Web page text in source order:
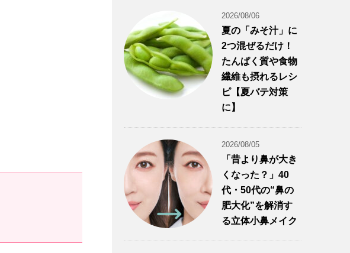
2026/08/06
夏の「みそ汁」に
2つ混ぜるだけ！
たんぱく質や食物
繊維も摂れるレシ
ピ【夏バテ対策
に】
2026/08/05
「昔より鼻が大き
くなった？」40
代・50代の“鼻の
肥大化”を解消す
る立体小鼻メイク